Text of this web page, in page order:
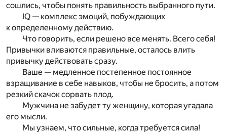
сошлись, чтобы понять правильность выбранного пути.
IQ — комплекс эмоций, побуждающих
к определенному действию.
Что говорить, если решено все менять. Всего себя!
Привычки вливаются правильные, осталось влить
привычку действовать сразу.
Ваше — медленное постепенное постоянное
взращивание в себе навыков, чтобы не бросить, а потом
резкий скачок сорвать плод.
Мужчина не забудет ту женщину, которая угадала
его мысли.
Мы узнаем, что сильные, когда требуется сила!